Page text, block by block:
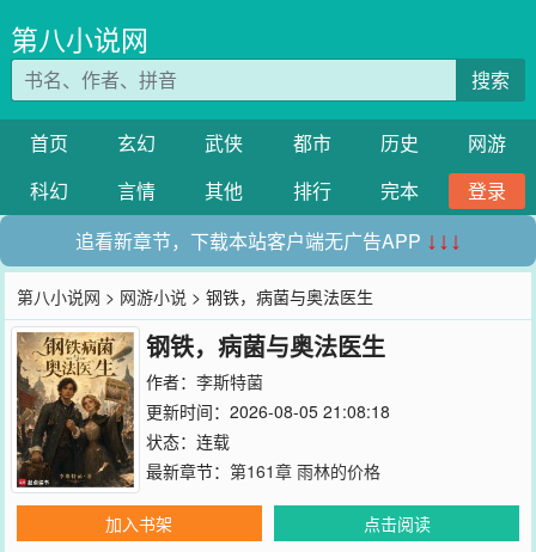
第八小说网
搜索
首页 玄幻 武侠 都市 历史
网游
科幻
言情 其他 排行 完本
登录
追看新章节，下载本站客户端无广告APP ↓↓↓
第八小说网 > 网游小说 > 钢铁，病菌与奥法医生
钢铁，病菌与奥法医生
作者： 李斯特菌
更新时间：2026-08-05 21:08:18
状态：连载
最新章节： 第161章 雨林的价格
加入书架
点击阅读